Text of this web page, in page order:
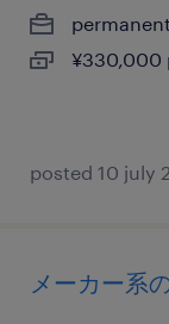
permanent
¥330,000
posted 10 july
メーカー系